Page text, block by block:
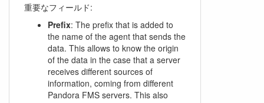
重要なフィールド:
Prefix: The prefix that is added to
the name of the agent that sends the
data. This allows to know the origin
of the data in the case that a server
receives different sources of
information, coming from different
Pandora FMS servers. This also